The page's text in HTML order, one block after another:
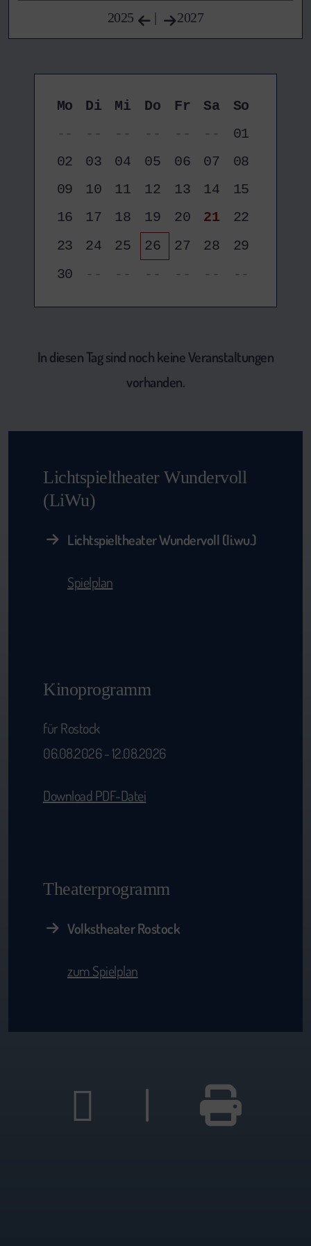
2025 | 2027
Mo Di Mi Do Fr Sa
So
--
-- -- -- -- --
01
02
03 04 05 06 07
08
09
10 11 12 13 14
15
16
17 18 19 20 21
22
23
24 25 26 27 28
29
30
-- -- -- -- -- --
In diesen Tag sind noch keine Veranstaltungen
vorhanden.
Lichtspieltheater Wundervoll
(LiWu)
Lichtspieltheater Wundervoll (li.wu.)
Spielplan
Kinoprogramm
für Rostock
06.08.2026 - 12.08.2026
Download PDF-Datei
Theaterprogramm
Volkstheater Rostock
zum Spielplan
|